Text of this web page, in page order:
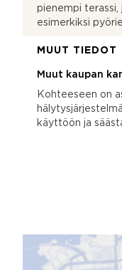
pienempi terassi,
esimerkiksi
MUUT TIEDOT
Muut kaupan
Kohteeseen on
käyttöön ja